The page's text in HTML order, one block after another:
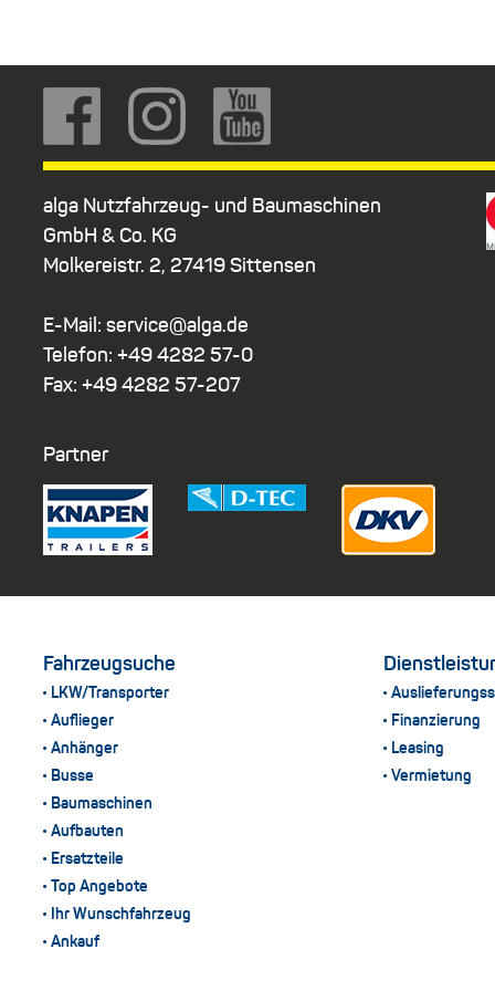
alga Nutzfahrzeug- und Baumaschinen
GmbH & Co. KG
Molkereistr. 2, 27419 Sittensen
E-Mail: service@alga.de
Telefon: +49 4282 57-0
Fax: +49 4282 57-207
Partner
Fahrzeugsuche
LKW/Transporter
Auflieger
Anhänger
Busse
Baumaschinen
Aufbauten
Ersatzteile
Top Angebote
Ihr Wunschfahrzeug
Ankauf
Finanzierung
Leasing
Vermietung